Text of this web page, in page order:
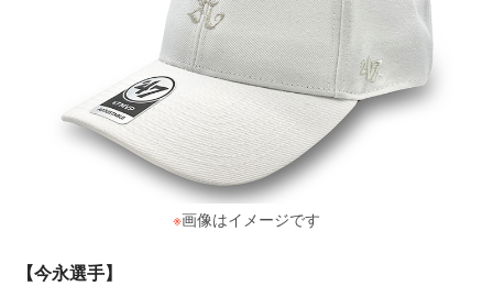
※画像はイメージです
【今永選手】